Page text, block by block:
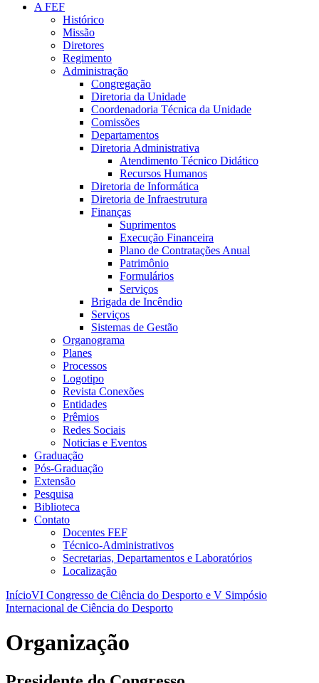
A FEF
Histórico
Missão
Diretores
Regimento
Administração
Congregação
Diretoria da Unidade
Coordenadoria Técnica da Unidade
Comissões
Departamentos
Diretoria Administrativa
Atendimento Técnico Didático
Recursos Humanos
Diretoria de Informática
Diretoria de Infraestrutura
Finanças
Suprimentos
Execução Financeira
Plano de Contratações Anual
Patrimônio
Formulários
Serviços
Brigada de Incêndio
Serviços
Sistemas de Gestão
Organograma
Planes
Processos
Logotipo
Revista Conexões
Entidades
Prêmios
Redes Sociais
Noticias e Eventos
Graduação
Pós-Graduação
Extensão
Pesquisa
Biblioteca
Contato
Docentes FEF
Técnico-Administrativos
Secretarias, Departamentos e Laboratórios
Localização
InícioVI Congresso de Ciência do Desporto e V Simpósio
Internacional de Ciência do Desporto
Organização